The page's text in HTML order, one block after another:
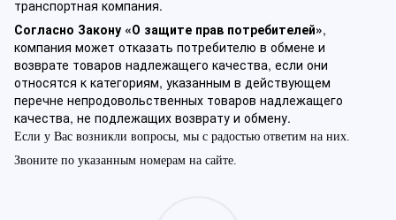
транспортная компания.
Согласно Закону «О защите прав потребителей»,
компания может отказать потребителю в обмене и
возврате товаров надлежащего качества, если они
относятся к категориям, указанным в действующем
перечне непродовольственных товаров надлежащего
качества, не подлежащих возврату и обмену.
Если у Вас возникли вопросы, мы с радостью ответим на них.
Звоните по указанным номерам на сайте.